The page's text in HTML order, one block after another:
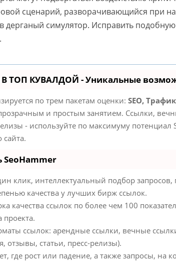
сценарий, разворачивающийся при
дерганый симулятор. Исправить
ТОП КУВАЛДОЙ - Уникальные
по трем пакетам оценки:SEO,
и простым занятием. Ссылки,
- используйте по максимуму потенциал
SeoHammer
клик, интеллектуальный подбор запросов,
качества у лучших бирж ссылок.
качества ссылок по более чем 100
проекта.
ссылок: арендные ссылки, вечные
отзывы, статьи, пресс-релизы).
где рост или падение, а также запросы, на